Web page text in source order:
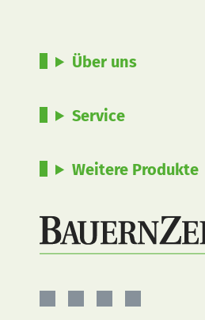
Über uns
Service
Weitere Produkte